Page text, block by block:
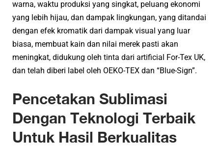
warna, waktu produksi yang singkat, peluang ekonomi
yang lebih hijau, dan dampak lingkungan, yang ditandai
dengan efek kromatik dari dampak visual yang luar
biasa, membuat kain dan nilai merek pasti akan
meningkat, didukung oleh tinta dari artificial For-Tex UK,
dan telah diberi label oleh OEKO-TEX dan “Blue-Sign”.
Pencetakan Sublimasi
Dengan Teknologi Terbaik
Untuk Hasil Berkualitas